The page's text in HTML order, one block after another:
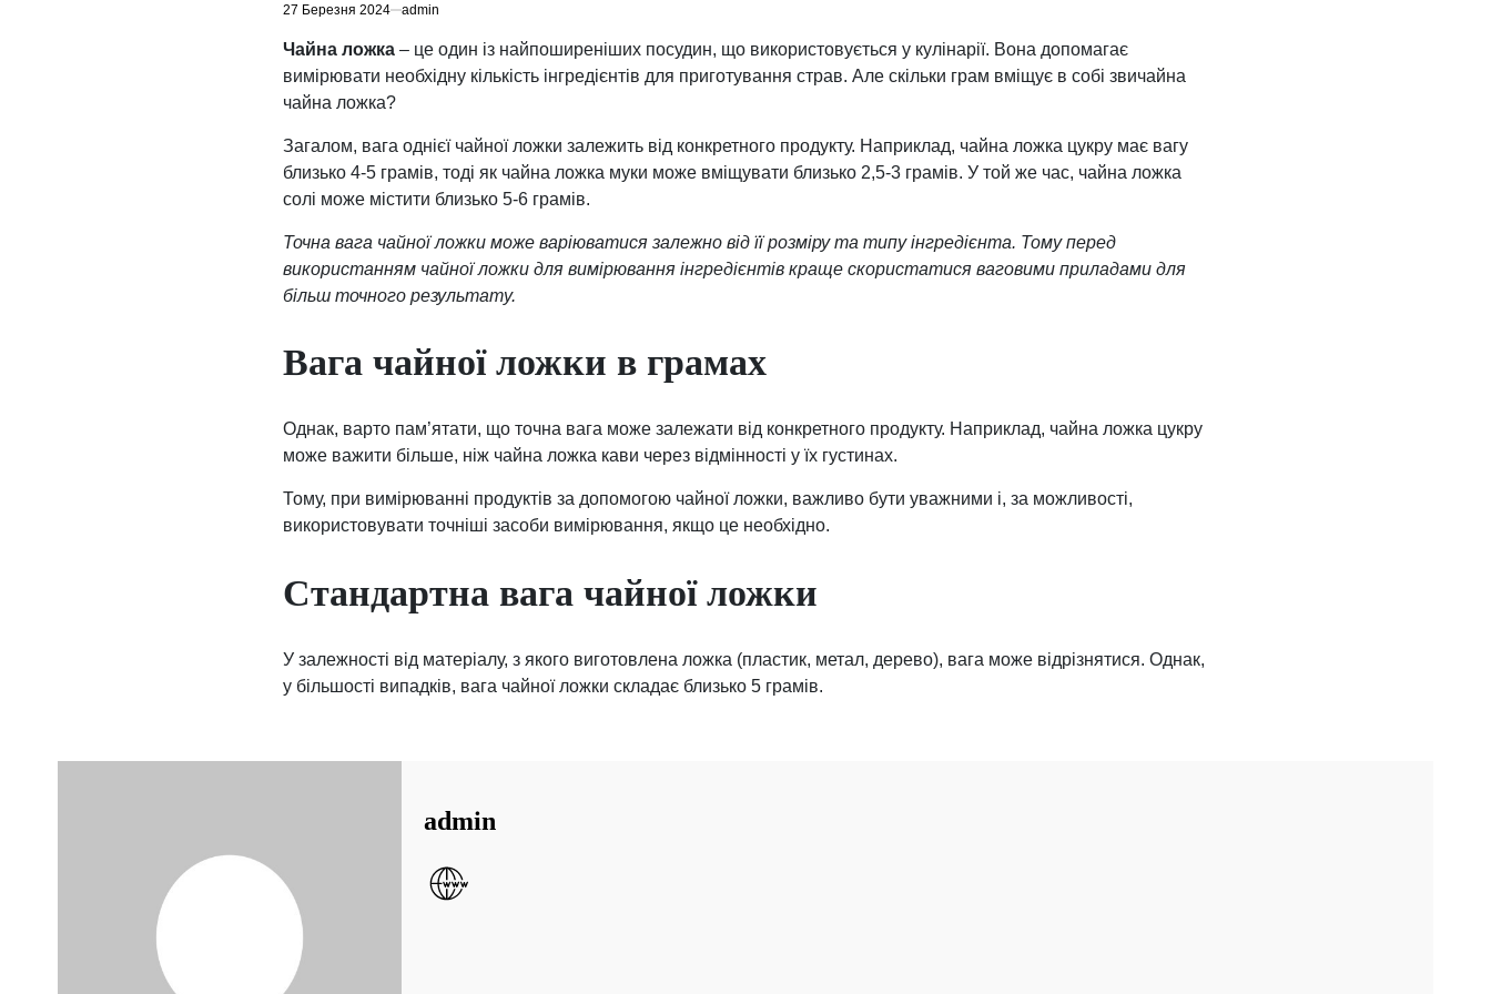
27 Березня 2024 admin
Чайна ложка – це один із найпоширеніших посудин, що використовується у кулінарії. Вона допомагає
вимірювати необхідну кількість інгредієнтів для приготування страв. Але скільки грам вміщує в собі звичайна
чайна ложка?
Загалом, вага однієї чайної ложки залежить від конкретного продукту. Наприклад, чайна ложка цукру має вагу
близько 4-5 грамів, тоді як чайна ложка муки може вміщувати близько 2,5-3 грамів. У той же час, чайна ложка
солі може містити близько 5-6 грамів.
Точна вага чайної ложки може варіюватися залежно від її розміру та типу інгредієнта. Тому перед
використанням чайної ложки для вимірювання інгредієнтів краще скористатися ваговими приладами для
більш точного результату.
Вага чайної ложки в грамах
Однак, варто пам’ятати, що точна вага може залежати від конкретного продукту. Наприклад, чайна ложка цукру
може важити більше, ніж чайна ложка кави через відмінності у їх густинах.
Тому, при вимірюванні продуктів за допомогою чайної ложки, важливо бути уважними і, за можливості,
використовувати точніші засоби вимірювання, якщо це необхідно.
Стандартна вага чайної ложки
У залежності від матеріалу, з якого виготовлена ложка (пластик, метал, дерево), вага може відрізнятися. Однак,
у більшості випадків, вага чайної ложки складає близько 5 грамів.
admin